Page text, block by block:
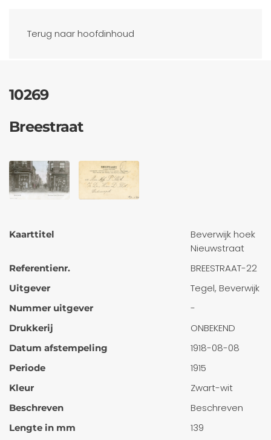
Terug naar hoofdinhoud
Ansichtkaarten
10269
Breestraat
Kaarttitel
Beverwijk hoek
Nieuwstraat
Referentienr. BREESTRAAT-22
Uitgever Tegel, Beverwijk
Nummer uitgever -
Drukkerij ONBEKEND
Datum afstempeling 1918-08-08
Periode 1915
Kleur Zwart-wit
Beschreven Beschreven
Lengte in mm 139